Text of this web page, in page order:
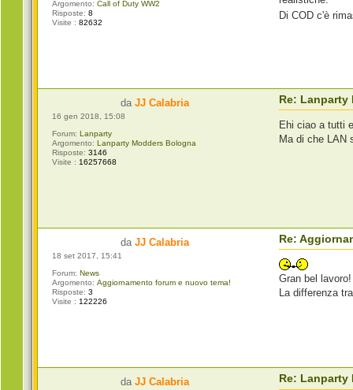
Argomento: Call of Duty WW2
Risposte: 8
Visite : 82632
Di COD c'è
daJJ Calabria
16 gen 2018, 15:08
Forum: Lanparty
Argomento: Lanparty Modders Bologna
Risposte: 3146
Visite : 16257668
Re: Lanparty
Ehi ciao a tutti
Ma di che LAN
daJJ Calabria
18 set 2017, 15:41
Forum: News
Argomento: Aggiornamento forum e nuovo tema!
Risposte: 3
Visite : 122226
Re:
Gran bel lavoro!
La differenza
daJJ Calabria Re: Lanparty